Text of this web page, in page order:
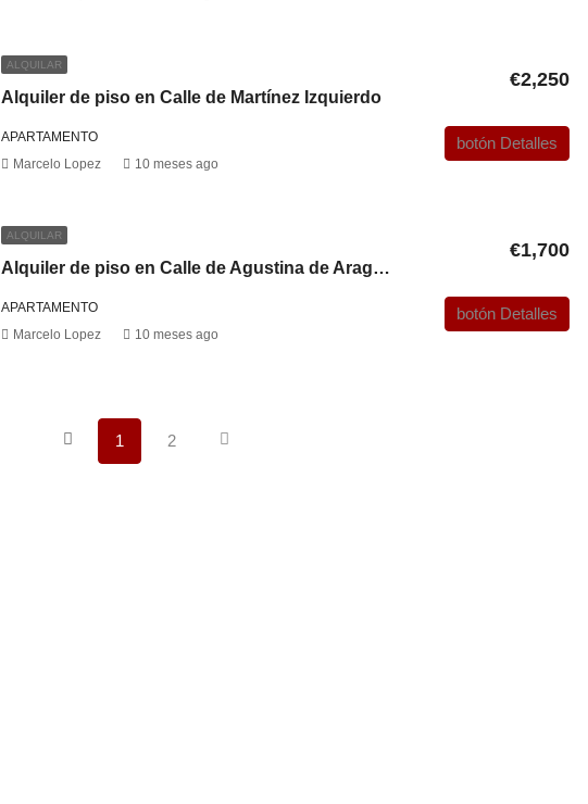
ALQUILAR
Alquiler de piso en Calle de Martínez Izquierdo
€2,250
APARTAMENTO botón Detalles
Marcelo Lopez 10 meses ago
ALQUILAR
Alquiler de piso en Calle de Agustina de Aragón
€1,700
APARTAMENTO botón Detalles
Marcelo Lopez 10 meses ago
1 2